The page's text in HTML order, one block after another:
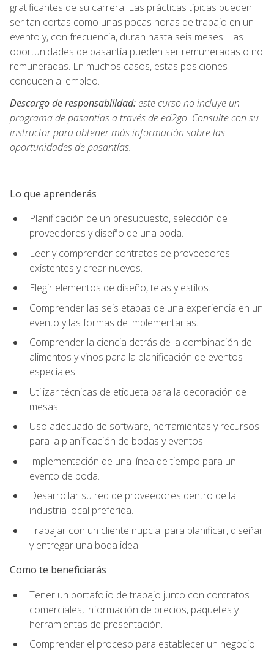
gratificantes de su carrera. Las prácticas típicas pueden
ser tan cortas como unas pocas horas de trabajo en un
evento y, con frecuencia, duran hasta seis meses. Las
oportunidades de pasantía pueden ser remuneradas o no
remuneradas. En muchos casos, estas posiciones
conducen al empleo.
Descargo de responsabilidad: este curso no incluye un
programa de pasantías a través de ed2go. Consulte con su
instructor para obtener más información sobre las
oportunidades de pasantías.
Lo que aprenderás
Planificación de un presupuesto, selección de
proveedores y diseño de una boda.
Leer y comprender contratos de proveedores
existentes y crear nuevos.
Elegir elementos de diseño, telas y estilos.
Comprender las seis etapas de una experiencia en un
evento y las formas de implementarlas.
Comprender la ciencia detrás de la combinación de
alimentos y vinos para la planificación de eventos
especiales.
Utilizar técnicas de etiqueta para la decoración de
mesas.
Uso adecuado de software, herramientas y recursos
para la planificación de bodas y eventos.
Implementación de una línea de tiempo para un
evento de boda.
Desarrollar su red de proveedores dentro de la
industria local preferida.
Trabajar con un cliente nupcial para planificar, diseñar
y entregar una boda ideal.
Como te beneficiarás
Tener un portafolio de trabajo junto con contratos
comerciales, información de precios, paquetes y
herramientas de presentación.
Comprender el proceso para establecer un negocio